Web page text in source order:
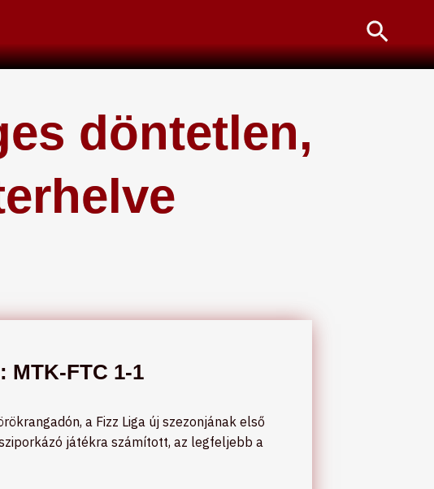
döntetlen,
MTK-FTC 1-1
a Fizz Liga új szezonjának első
játékra számított, az legfeljebb a